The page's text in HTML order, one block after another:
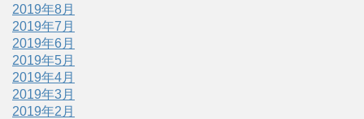
2019年8月
2019年7月
2019年6月
2019年5月
2019年4月
2019年3月
2019年2月